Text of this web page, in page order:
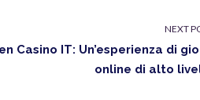
NEXT
Casino IT: Un’esperienza di
online di alto